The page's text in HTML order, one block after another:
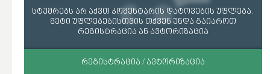
სტუმრებს არ აქვთ კომენტარის დატოვების უფლება.
მეტი უფლებებისთვის თქვენ უნდა გაიაროთ
რეგისტრაცია ან ავტორიზაცია
ᲠᲔᲒᲘᲡᲢᲠᲐᲪᲘᲐ / ᲐᲕᲢᲝᲠᲘᲖᲐᲪᲘᲐ